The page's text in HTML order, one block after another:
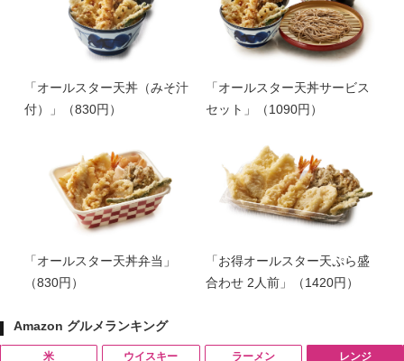
「オールスター天丼（みそ汁
付）」（830円）
「オールスター天丼サービス
セット」（1090円）
「オールスター天丼弁当」
（830円）
「お得オールスター天ぷら盛
合わせ 2人前」（1420円）
Amazon グルメランキング
米 ウイスキー ラーメン レンジ